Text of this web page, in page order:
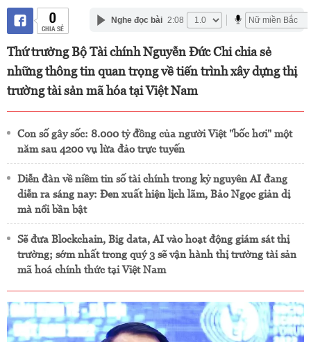
0
CHIA SẺ
Nghe đọc bài 2:08
Thứ trưởng Bộ Tài chính Nguyễn Đức Chi chia sẻ
những thông tin quan trọng về tiến trình xây dựng thị
trường tài sản mã hóa tại Việt Nam
Con số gây sốc: 8.000 tỷ đồng của người Việt "bốc hơi" một
năm sau 4200 vụ lừa đảo trực tuyến
Diễn đàn về niềm tin số tài chính trong kỷ nguyên AI đang
diễn ra sáng nay: Đen xuất hiện lịch lãm, Bảo Ngọc giản dị
mà nổi bần bật
Sẽ đưa Blockchain, Big data, AI vào hoạt động giám sát thị
trường; sớm nhất trong quý 3 sẽ vận hành thị trường tài sản
mã hoá chính thức tại Việt Nam